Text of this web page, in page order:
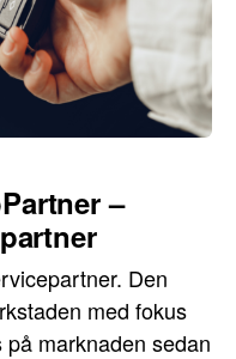
–
Den
med fokus
marknaden sedan